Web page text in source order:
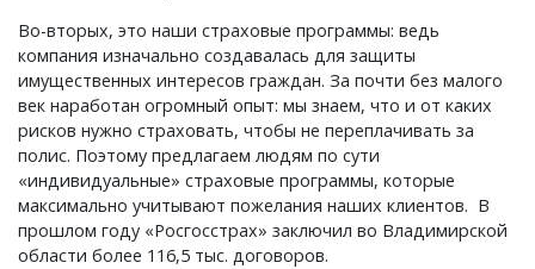
Во-вторых, это наши страховые программы: ведь
компания изначально создавалась для защиты
имущественных интересов граждан. За почти без малого
век наработан огромный опыт: мы знаем, что и от каких
рисков нужно страховать, чтобы не переплачивать за
полис. Поэтому предлагаем людям по сути
«индивидуальные» страховые программы, которые
максимально учитывают пожелания наших клиентов. В
прошлом году «Росгосстрах» заключил во Владимирской
области более 116,5 тыс. договоров.